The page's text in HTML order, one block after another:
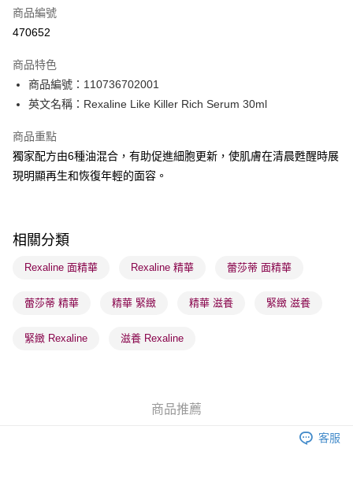
Apple Pay
PayMe
WeChat Pay
BoC Pay
送貨方式
每筆HK$65.00，滿HK$300.00或以上免運費
確認發貨後1-3 工作天送達，訂單將隨機分配至SF順豐速運或京東
每筆HK$65.00，滿HK$300.00或以上免運費
每筆HK$20.00，滿HK$100.00或以上免運費
(澳門門市) 只顯示可選門市。確認發貨後2-5個工作天到店，3天內
商品編號
470652
商品特色
商品編號：110736702001
英文名稱：Rexaline Like Killer Rich Serum 30ml
商品重點
獨家配方由6種油混合，有助促進細胞更新，使肌膚在清晨甦醒時展
現明顯再生和恢復年輕的面容。
相關分類
Rexaline 面精華 Rexaline 精華 蕾莎蒂 面精華
蕾莎蒂 精華 精華 緊緻 精華 滋養 緊緻 滋養
緊緻 Rexaline 滋養 Rexaline
商品推薦
客服